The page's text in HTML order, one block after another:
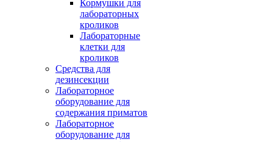
Кормушки для
лабораторных
кроликов
Лабораторные
клетки для
кроликов
Средства для
дезинсекции
Лабораторное
оборудование для
содержания приматов
Лабораторное
оборудование для